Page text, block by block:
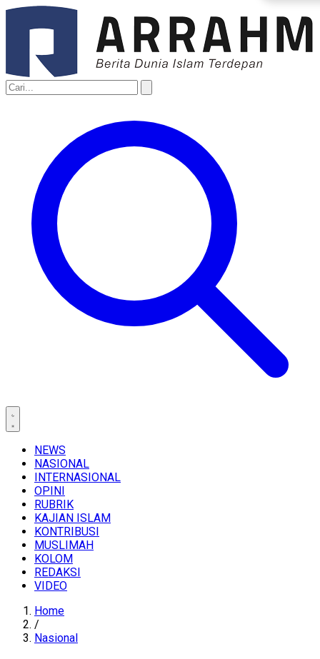
NEWS
NASIONAL
INTERNASIONAL
OPINI
RUBRIK
KAJIAN ISLAM
KONTRIBUSI
MUSLIMAH
KOLOM
REDAKSI
VIDEO
Home
/
Nasional